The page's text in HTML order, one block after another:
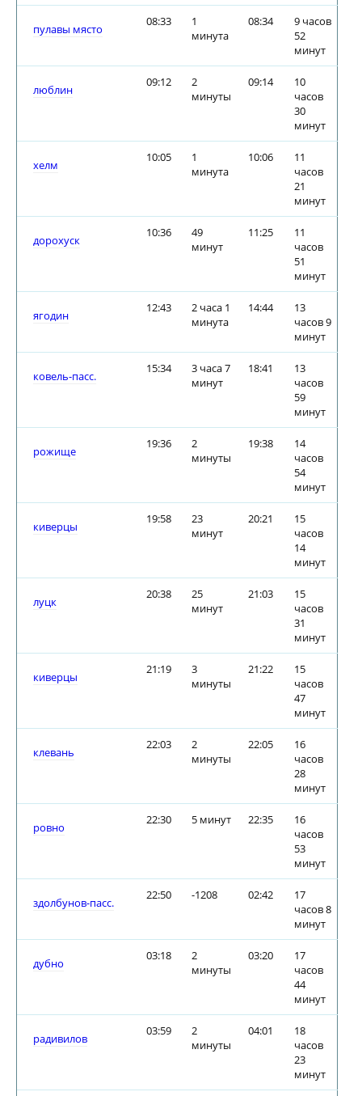
пулавы място
08:33
1
минута
08:34
9 часов
52
минут
люблин
09:12
2
минуты
09:14
10
часов
30
минут
хелм
10:05
1
минута
10:06
11
часов
21
минут
дорохуск
10:36
49
минут
11:25
11
часов
51
минут
ягодин
12:43
2 часа 1
минута
14:44
13
часов 9
минут
ковель-пасс.
15:34
3 часа 7
минут
18:41
13
часов
59
минут
рожище
19:36
2
минуты
19:38
14
часов
54
минут
киверцы
19:58
23
минут
20:21
15
часов
14
минут
луцк
20:38
25
минут
21:03
15
часов
31
минут
киверцы
21:19
3
минуты
21:22
15
часов
47
минут
клевань
22:03
2
минуты
22:05
16
часов
28
минут
ровно
22:30 5 минут 22:35
16
часов
53
минут
здолбунов-пасс.
22:50 -1208 02:42
17
часов 8
минут
дубно
03:18
2
минуты
03:20
17
часов
44
минут
радивилов
03:59
2
минуты
04:01
18
часов
23
минут